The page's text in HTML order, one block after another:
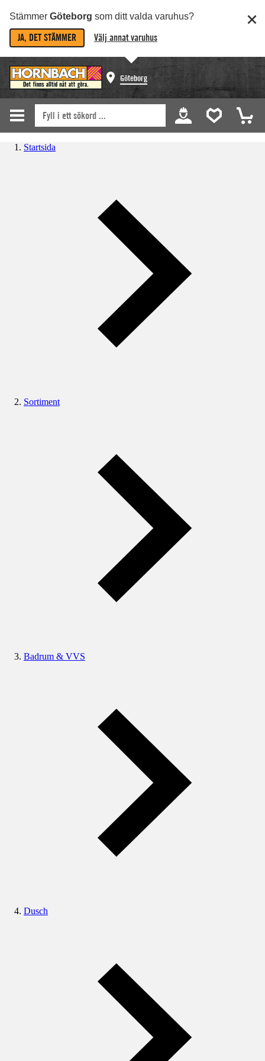
Stämmer Göteborg som ditt valda varuhus?
JA, DET STÄMMER Välj annat varuhus
Göteborg
Startsida
Sortiment
Badrum & VVS
Dusch